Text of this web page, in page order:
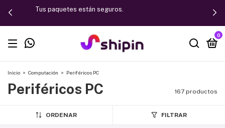
Tus paquetes están seguros.
0
Inicio > Computación > Periféricos PC
Periféricos PC 167 productos
ORDENAR FILTRAR